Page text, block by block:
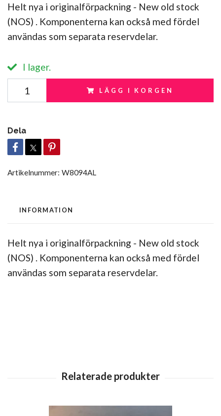
Helt nya i originalförpackning - New old stock
(NOS) . Komponenterna kan också med fördel
användas som separata reservdelar.
I lager.
LÄGG I KORGEN
Dela
Artikelnummer: W8094AL
INFORMATION
Helt nya i originalförpackning - New old stock
(NOS) . Komponenterna kan också med fördel
användas som separata reservdelar.